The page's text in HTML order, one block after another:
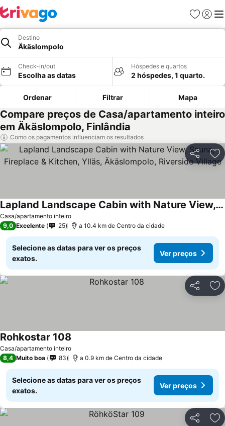
Favoritos
Iniciar
Destino
Äkäslompolo
Check-in/out
Escolha as datas
Hóspedes e quartos
2 hóspedes, 1 quarto.
Ordenar Filtrar Mapa
Compare preços de Casa/apartamento inteiro
em Äkäslompolo, Finlândia
Como os pagamentos influenciam os resultados
Partilhar
Casa/apartamento inteiro
Lapland Landscape Cabin with Nature View, Sauna, Fireplace & Kitchen, Ylläs, Äkäslompolo, Riverside Village
9,0 Excelente 25 a 10.4 km de Centro da cidade
Selecione as datas para ver os preços
exatos.
Ver preços
Partilhar
Casa/apartamento inteiro
Rohkostar 108
8,4 Muito boa 83 a 0.9 km de Centro da cidade
Selecione as datas para ver os preços
exatos.
Ver preços
Partilhar